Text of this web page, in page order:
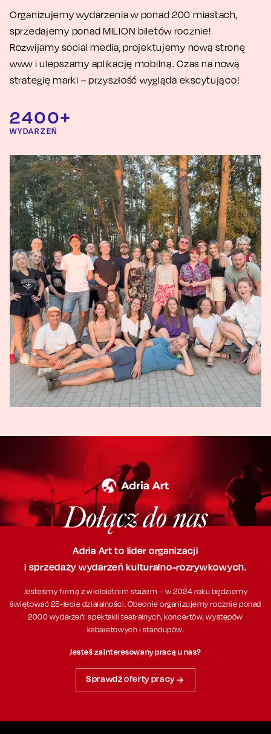
Organizujemy wydarzeniaw ponad 200 miastach,
sprzedajemy ponad MILION biletów rocznie!
Rozwijamy social media, projektujemy nową stronę
www i ulepszamy aplikację mobilną. Czas na nową
strategię marki – przyszłość wygląda ekscytująco!
2400+
WYDARZEŃ
Dołącz do nas
Adria Art to lider organizacji
i sprzedaży wydarzeń kulturalno-rozrywkowych.
Jesteśmy firmą z wieloletnim stażem – w 2024 roku będziemy
świętować 25-lecie działalności. Obecnie organizujemy rocznie ponad
2000 wydarzeń: spektakli teatralnych, koncertów, występów
kabaretowych i standupów.
Jesteś zainteresowany pracą u nas?
Sprawdź oferty pracy